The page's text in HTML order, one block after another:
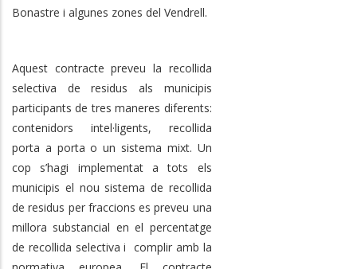
Bonastre i algunes zones del Vendrell.
Aquest contracte preveu la recollida
selectiva de residus als municipis
participants de tres maneres diferents:
contenidors intel·ligents, recollida
porta a porta o un sistema mixt. Un
cop s’hagi implementat a tots els
municipis el nou sistema de recollida
de residus per fraccions es preveu una
millora substancial en el percentatge
de recollida selectiva i complir amb la